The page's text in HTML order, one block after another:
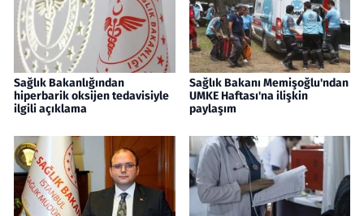
Sağlık Bakanlığından
hiperbarik oksijen tedavisiyle
ilgili açıklama
Sağlık Bakanı Memişoğlu'ndan
UMKE Haftası'na ilişkin
paylaşım